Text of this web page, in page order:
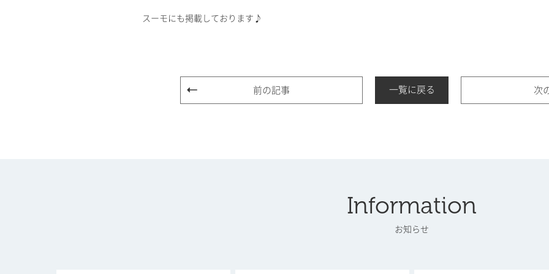
スーモにも掲載しております♪
前の記事 一覧に戻る 次
Information
お知らせ